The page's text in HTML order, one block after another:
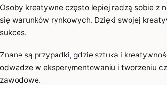
Osoby kreatywne często lepiej radzą sobie z
się warunków rynkowych. Dzięki swojej
sukces.
Znane są przypadki, gdzie sztuka i
odwadze w eksperymentowaniu i tworzeniu
zawodowe.